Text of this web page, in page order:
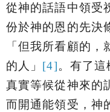
從神的話語中領受
份於神的恩的先決
「但我所看顧的，
的人 」 [4]。 有了這
真實等候從神來的
而開通能領受，神